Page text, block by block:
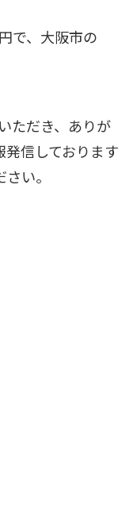
で、大阪市の
ただき、ありが
発信しております
い。